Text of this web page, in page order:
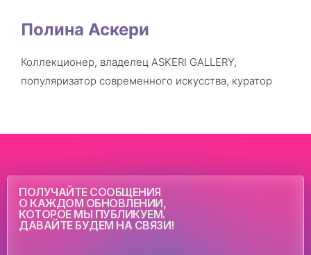
Полина Аскери
Коллекционер, владелец ASKERI GALLERY,
популяризатор современного искусства, куратор
ПОЛУЧАЙТЕ СООБЩЕНИЯ
О КАЖДОМ ОБНОВЛЕНИИ,
КОТОРОЕ МЫ ПУБЛИКУЕМ.
ДАВАЙТЕ БУДЕМ НА СВЯЗИ!